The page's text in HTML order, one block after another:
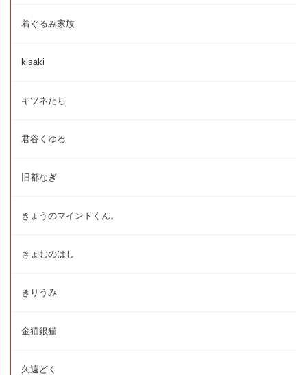
着ぐるみ家族
kisaki
キツネたち
君谷くゆる
旧都なぎ
きょうのマインドくん。
きょむのはし
きりうみ
金猫銀猫
久遠どく